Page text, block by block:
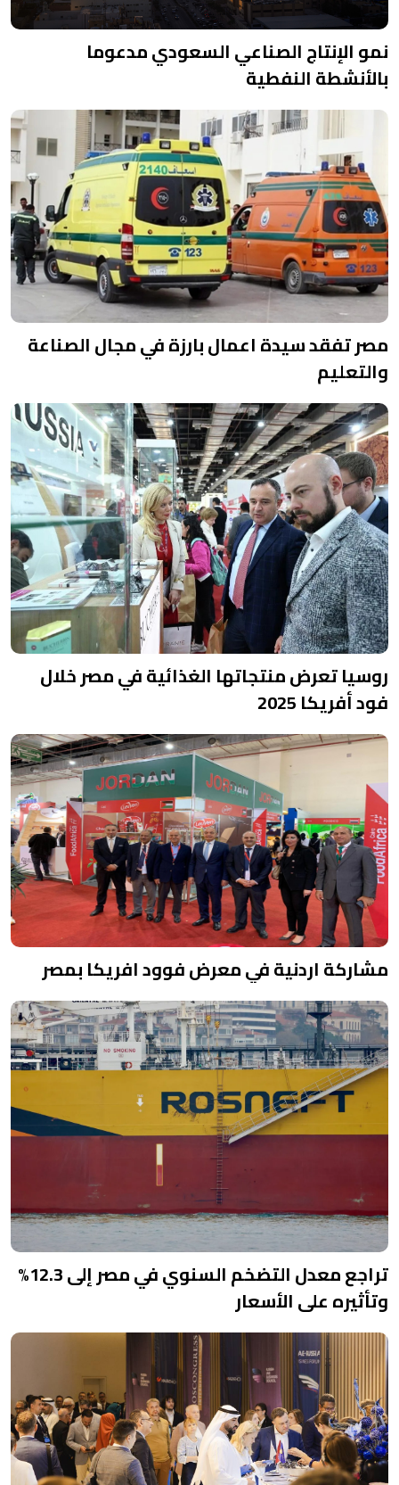
نمو الإنتاج الصناعي السعودي مدعوما
بالأنشطة النفطية
مصر تفقد سيدة اعمال بارزة في مجال الصناعة
والتعليم
روسيا تعرض منتجاتها الغذائية في مصر خلال
فود أفريكا 2025
مشاركة اردنية في معرض فوود افريكا بمصر
تراجع معدل التضخم السنوي في مصر إلى 12.3%
وتأثيره على الأسعار